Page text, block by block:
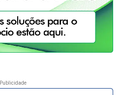
Publicidade